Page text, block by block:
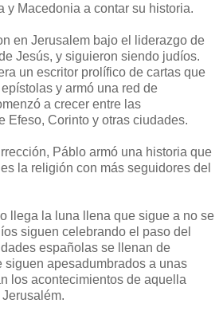
y Macedonia a contar su historia.
en Jerusalem bajo el liderazgo de
Jesús, y siguieron siendo judíos.
un escritor prolífico de cartas que
y armó una red de
a crecer entre las
Efeso, Corinto y otras ciudades.
Páblo armó una historia que
la religión con más seguidores del
llega la luna llena que sigue a no se
siguen celebrando el paso del
españolas se llenan de
siguen apesadumbrados a unas
los acontecimientos de aquella